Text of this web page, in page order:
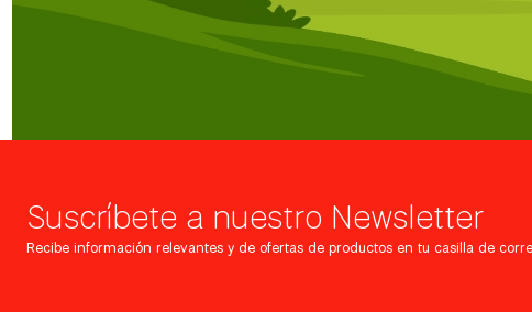
Suscríbete a nuestro Newsletter
Recibe información relevantes y de ofertas de productos en tu casilla de